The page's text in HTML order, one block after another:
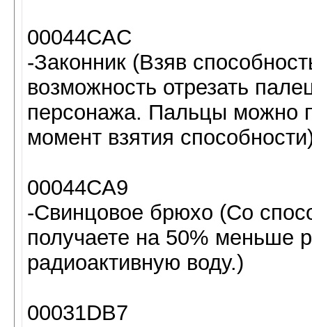
00044CAC
-Законник (Взяв
возможность отрезать
персонажа. Пальцы можно
момент взятия
00044CA9
-Свинцовое брюхо (Со
получаете на 50% меньше
радиоактивную воду.)
00031DB7